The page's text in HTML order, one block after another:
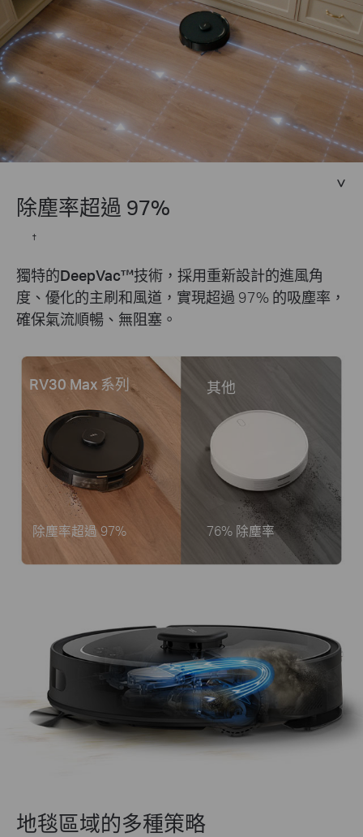
除塵率超過 97%
†
獨特的DeepVac™技術，採用重新設計的進風角
度、優化的主刷和風道，實現超過 97% 的吸塵率，
確保氣流順暢、無阻塞。
RV30 Max 系列
除塵率超過 97%
其他
76% 除塵率
地毯區域的多種策略